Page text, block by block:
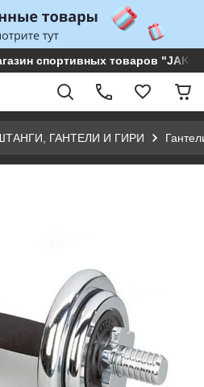
спортивных товаров
ГАНТЕЛИ И ГИРИ